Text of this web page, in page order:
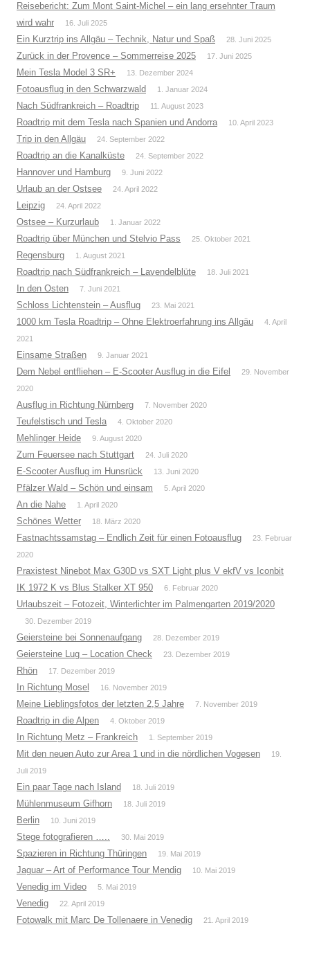
Reisebericht: Zum Mont Saint-Michel – ein lang ersehnter Traum
wird wahr
16. Juli 2025
Ein Kurztrip ins Allgäu – Technik, Natur und Spaß 28. Juni 2025
Zurück in der Provence – Sommerreise 2025 17. Juni 2025
Mein Tesla Model 3 SR+ 13. Dezember 2024
Fotoausflug in den Schwarzwald 1. Januar 2024
Nach Südfrankreich – Roadtrip 11. August 2023
Roadtrip mit dem Tesla nach Spanien und Andorra 10. April 2023
Trip in den Allgäu 24. September 2022
Roadtrip an die Kanalküste 24. September 2022
Hannover und Hamburg 9. Juni 2022
Urlaub an der Ostsee 24. April 2022
Leipzig 24. April 2022
Ostsee – Kurzurlaub 1. Januar 2022
Roadtrip über München und Stelvio Pass 25. Oktober 2021
Regensburg 1. August 2021
Roadtrip nach Südfrankreich – Lavendelblüte 18. Juli 2021
In den Osten 7. Juni 2021
Schloss Lichtenstein – Ausflug 23. Mai 2021
1000 km Tesla Roadtrip – Ohne Elektroerfahrung ins Allgäu
4. April
2021
Einsame Straßen 9. Januar 2021
Dem Nebel entfliehen – E-Scooter Ausflug in die Eifel
29. November
2020
Ausflug in Richtung Nürnberg 7. November 2020
Teufelstisch und Tesla 4. Oktober 2020
Mehlinger Heide 9. August 2020
Zum Feuersee nach Stuttgart 24. Juli 2020
E-Scooter Ausflug im Hunsrück 13. Juni 2020
Pfälzer Wald – Schön und einsam 5. April 2020
An die Nahe 1. April 2020
Schönes Wetter 18. März 2020
Fastnachtssamstag – Endlich Zeit für einen Fotoausflug
23. Februar
2020
Praxistest Ninebot Max G30D vs SXT Light plus V ekfV vs Iconbit
IK 1972 K vs Blus Stalker XT 950
6. Februar 2020
Urlaubszeit – Fotozeit, Winterlichter im Palmengarten 2019/2020
30. Dezember 2019
Geiersteine bei Sonnenaufgang 28. Dezember 2019
Geiersteine Lug – Location Check 23. Dezember 2019
Rhön 17. Dezember 2019
In Richtung Mosel 16. November 2019
Meine Lieblingsfotos der letzten 2,5 Jahre 7. November 2019
Roadtrip in die Alpen 4. Oktober 2019
In Richtung Metz – Frankreich 1. September 2019
Mit den neuen Auto zur Area 1 und in die nördlichen Vogesen
19.
Juli 2019
Ein paar Tage nach Island 18. Juli 2019
Mühlenmuseum Gifhorn 18. Juli 2019
Berlin 10. Juni 2019
Stege fotografieren ….. 30. Mai 2019
Spazieren in Richtung Thüringen 19. Mai 2019
Jaguar – Art of Performance Tour Mendig 10. Mai 2019
Venedig im Video 5. Mai 2019
Venedig 22. April 2019
Fotowalk mit Marc De Tollenaere in Venedig 21. April 2019